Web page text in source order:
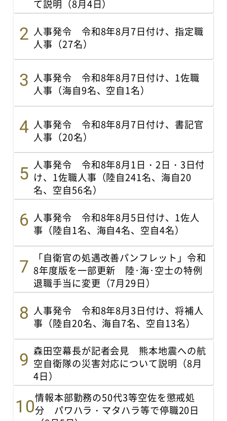
て説明（8月4日）
人事発令 令和8年8月7日付け、指定職
人事（27名）
人事発令 令和8年8月7日付け、1佐職
人事（海自9名、空自1名）
人事発令 令和8年8月7日付け、書記官
人事（20名）
人事発令 令和8年8月1日・2日・3日付
け、1佐職人事（陸自241名、海自20
名、空自56名）
人事発令 令和8年8月5日付け、1佐人
事（陸自1名、海自4名、空自4名）
「自衛官の処遇改善パンフレット」令和
8年度版を一部更新 陸･海･空士の特例
退職手当に変更（7月29日）
人事発令 令和8年8月3日付け、将補人
事（陸自20名、海自7名、空自13名）
森田空幕長が記者会見 熊本地震への航
空自衛隊の災害対応について説明（8月
4日）
情報本部勤務の50代3等空佐を懲戒処
分 パワハラ・マタハラ等で停職20日